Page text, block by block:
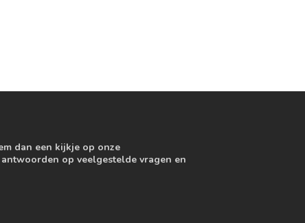
dan een kijkje op onze
op veelgestelde vragen en